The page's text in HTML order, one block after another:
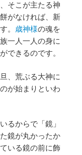
そこが主たる神
がなければ、新
。 歳神様の魂を
一人一人の身に
できるのです。
、荒ぶる大神に
が始まりといわ
るからで「鏡」
鏡が丸かったか
いる鏡の前に飾